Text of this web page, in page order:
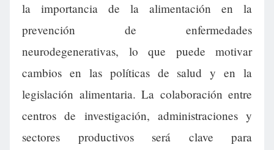
la importancia de la alimentación en la
prevención de enfermedades
neurodegenerativas, lo que puede motivar
cambios en las políticas de salud y en la
legislación alimentaria. La colaboración entre
centros de investigación, administraciones y
sectores productivos será clave para